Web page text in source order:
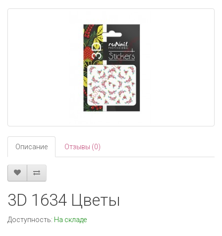
Описание Отзывы (0)
3D 1634 Цветы
Доступность: На складе